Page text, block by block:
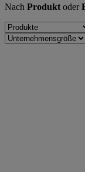
Nach Produkt oder